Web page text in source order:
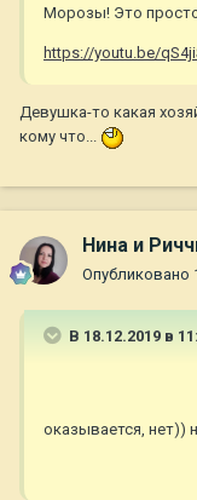
Морозы! Это
https://youtu.be/
Девушка-то какая
кому что...
Нина и
Опубликовано
В 18.12.2019 в
оказывается, нет))